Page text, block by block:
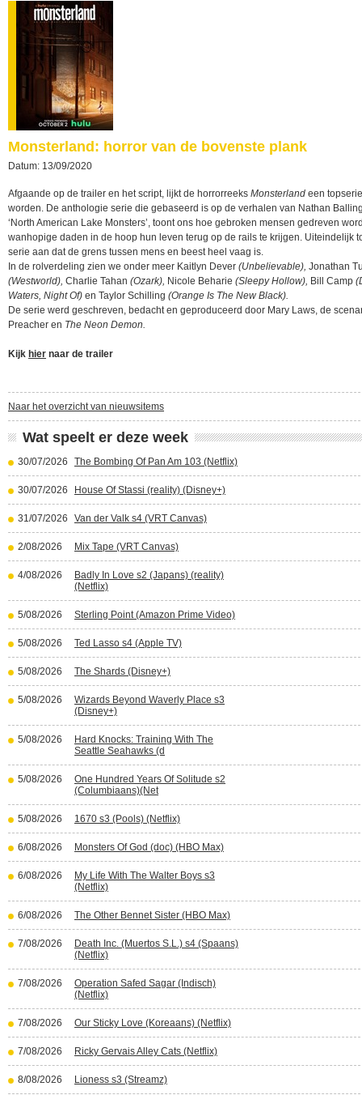
Monsterland: horror van de bovenste plank
Datum: 13/09/2020
Afgaande op de trailer en het script, lijkt de horrorreeks Monsterland een
worden. De anthologie serie die gebaseerd is op de verhalen van Nathan
‘North American Lake Monsters’, toont ons hoe gebroken mensen gedreven
wanhopige daden in de hoop hun leven terug op de rails te krijgen. Uiteindelijk
serie aan dat de grens tussen mens en beest heel vaag is.
In de rolverdeling zien we onder meer Kaitlyn Dever (Unbelievable), Jonathan
(Westworld), Charlie Tahan (Ozark), Nicole Beharie (Sleepy Hollow), Bill Camp
Waters, Night Of) en Taylor Schilling (Orange Is The New Black).
De serie werd geschreven, bedacht en geproduceerd door Mary Laws, de
Preacher en The Neon Demon.
Kijk hier naar de trailer
Naar het overzicht van nieuwsitems
Wat speelt er deze week
30/07/2026 The Bombing Of Pan Am 103 (Netflix)
30/07/2026 House Of Stassi (reality) (Disney+)
31/07/2026 Van der Valk s4 (VRT Canvas)
2/08/2026 Mix Tape (VRT Canvas)
4/08/2026
Badly In Love s2 (Japans) (reality)
(Netflix)
5/08/2026 Sterling Point (Amazon Prime Video)
5/08/2026 Ted Lasso s4 (Apple TV)
5/08/2026 The Shards (Disney+)
5/08/2026
Wizards Beyond Waverly Place s3
(Disney+)
5/08/2026
Hard Knocks: Training With The
Seattle Seahawks (d
5/08/2026
One Hundred Years Of Solitude s2
(Columbiaans)(Net
5/08/2026 1670 s3 (Pools) (Netflix)
6/08/2026 Monsters Of God (doc) (HBO Max)
6/08/2026
My Life With The Walter Boys s3
(Netflix)
6/08/2026 The Other Bennet Sister (HBO Max)
7/08/2026
Death Inc. (Muertos S.L.) s4 (Spaans)
(Netflix)
7/08/2026
Operation Safed Sagar (Indisch)
(Netflix)
7/08/2026 Our Sticky Love (Koreaans) (Netflix)
7/08/2026 Ricky Gervais Alley Cats (Netflix)
8/08/2026 Lioness s3 (Streamz)